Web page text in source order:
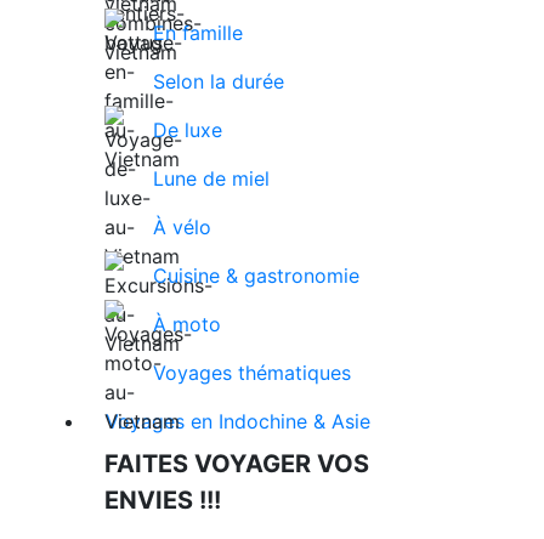
En famille
Selon la durée
De luxe
Lune de miel
À vélo
Cuisine & gastronomie
À moto
Voyages thématiques
Voyages en Indochine & Asie
FAITES VOYAGER VOS
ENVIES !!!